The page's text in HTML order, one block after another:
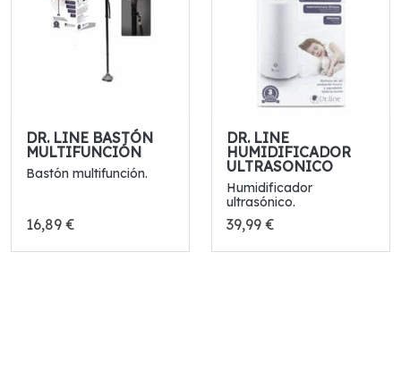
DR. LINE BASTÓN
MULTIFUNCIÓN
Bastón multifunción.
16,89 €
DR. LINE
HUMIDIFICADOR
ULTRASONICO
Humidificador
ultrasónico.
39,99 €